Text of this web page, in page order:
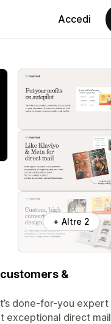
Accedi
+ Altre 2
&
done-for-you expert
exceptional direct mail